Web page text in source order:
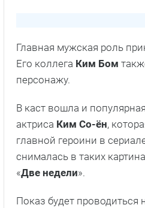
Главная мужская роль
Его коллега Ким Бом
персонажу.
В каст вошла и
актриса Ким Со-ён,
главной героини в
снималась в таких
«Две недели».
Показ будет проводиться